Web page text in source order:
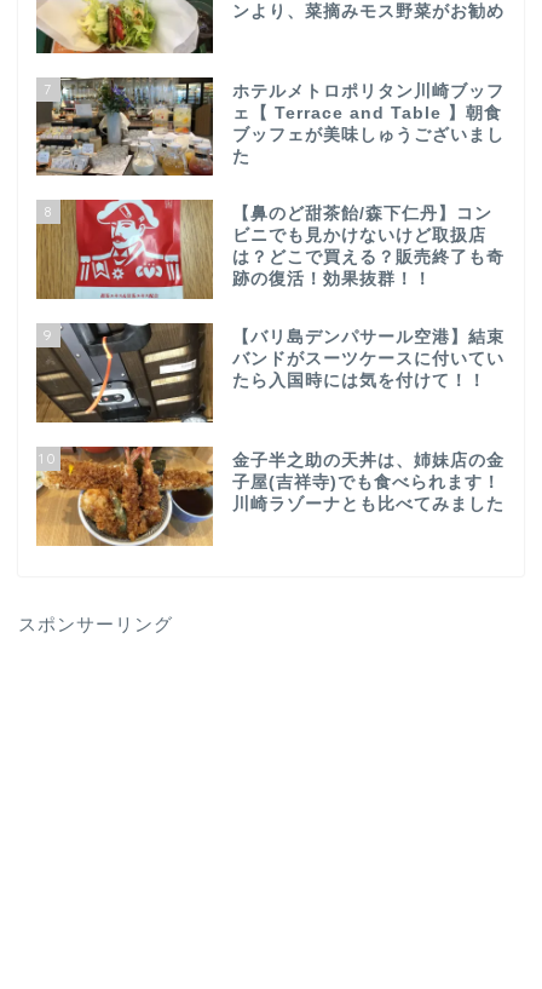
ンより、菜摘みモス野菜がお勧め
7
ホテルメトロポリタン川崎ブッフ
ェ【 Terrace and Table 】朝食
ブッフェが美味しゅうございまし
た
8
【鼻のど甜茶飴/森下仁丹】コン
ビニでも見かけないけど取扱店
は？どこで買える？販売終了も奇
跡の復活！効果抜群！！
9
【バリ島デンパサール空港】結束
バンドがスーツケースに付いてい
たら入国時には気を付けて！！
10
金子半之助の天丼は、姉妹店の金
子屋(吉祥寺)でも食べられます！
川崎ラゾーナとも比べてみました
スポンサーリング